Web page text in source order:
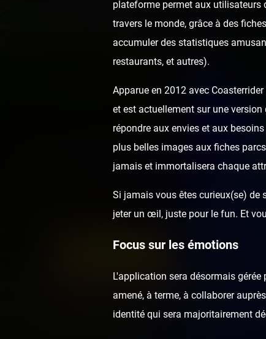
plateforme permet aux utilisateurs
travers le monde, grâce à des
accumuler des statistiques
restaurants, et autres).
Apparue en 2012 avec
et est actuellement sur une
répondre aux envies et aux
plus belles images aux fiches
jamais et immortalisera chaque
Si jamais vous êtes curieux(se) de
jeter un œil, juste pour le fun. Et
Focus sur les émotions
L'application sera désormais gérée
amené, à terme, à collaborer
identité qui sera majoritairement